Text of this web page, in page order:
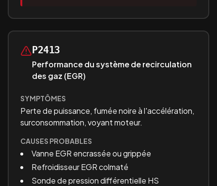
P2413
Performance du système de recirculation
des gaz (EGR)
SYMPTÔMES
Perte de puissance, fumée noire à l'accélération,
surconsommation, voyant moteur.
CAUSES PROBABLES
Vanne EGR encrassée ou grippée
Refroidisseur EGR colmaté
Sonde de pression différentielle HS